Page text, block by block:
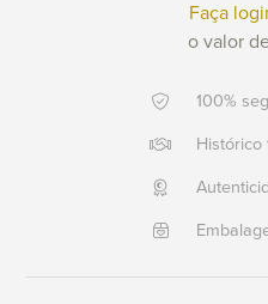
+55
21
2553
0791
+55
Faça
o valor
100%